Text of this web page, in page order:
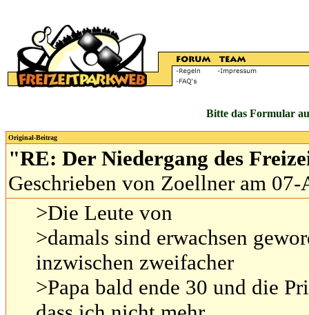
Bitte das Formular
Original-Beitrag
"RE: Der Niedergang des
Geschrieben von Zoellner am
>Die Leute von
>damals sind erwachsen
inzwischen zweifacher
>Papa bald ende 30 und die